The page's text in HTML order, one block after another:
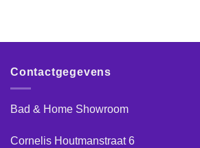
Contactgegevens
Bad & Home Showroom
Cornelis Houtmanstraat 6